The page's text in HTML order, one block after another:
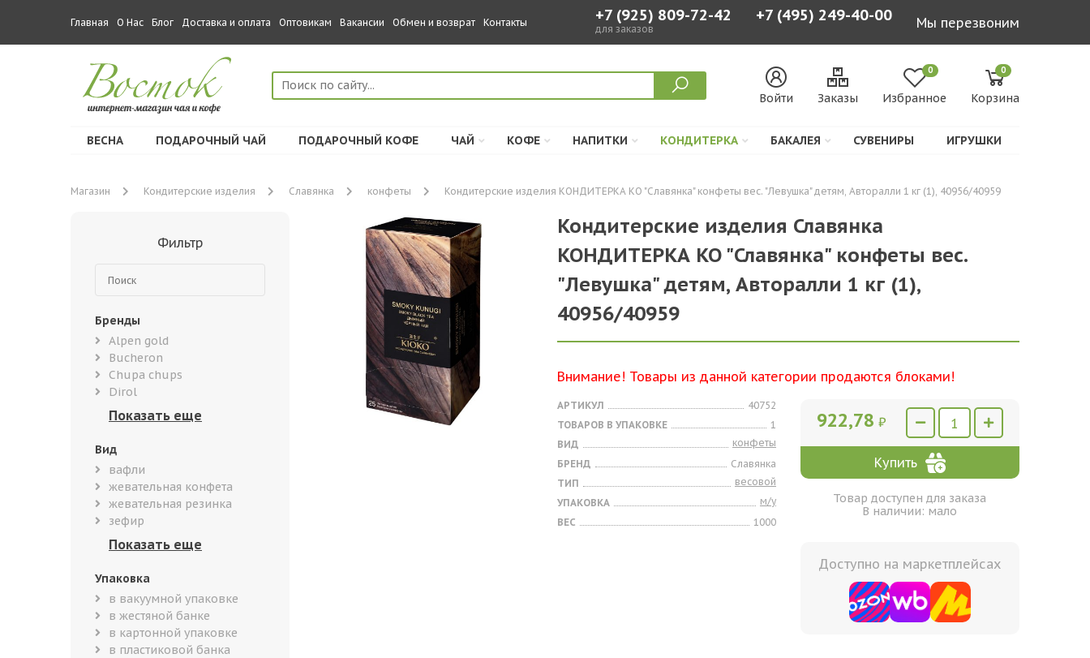
Главная О Нас Блог Доставка и оплата Оптовикам Вакансии Обмен и возврат Контакты +7 (925) 809-72-42
для заказов
+7 (495) 249-40-00 Мы перезвоним
Войти Заказы
0
Избранное
0
Корзина
ВЕСНА ПОДАРОЧНЫЙ ЧАЙ ПОДАРОЧНЫЙ КОФЕ ЧАЙ КОФЕ НАПИТКИ КОНДИТЕРКА БАКАЛЕЯ СУВЕНИРЫ ИГРУШКИ
Магазин Кондитерские изделия Славянка конфеты Кондитерские изделия КОНДИТЕРКА КО "Славянка" конфеты вес. "Левушка" детям, Авторалли 1 кг (1), 40956/40959
Фильтр
Бренды
Alpen gold
Bucheron
Chupa chups
Dirol
Вид
вафли
жевательная конфета
жевательная резинка
зефир
Упаковка
в вакуумной упаковке
в жестяной банке
в картонной упаковке
в пластиковой банка
Кондитерские изделия Славянка
КОНДИТЕРКА КО "Славянка" конфеты вес.
"Левушка" детям, Авторалли 1 кг (1),
40956/40959
Внимание! Товары из данной категории продаются блоками!
АРТИКУЛ
40752
ТОВАРОВ В УПАКОВКЕ
1
ВИД
конфеты
БРЕНД
Славянка
ТИП
весовой
УПАКОВКА
м/у
ВЕС
1000
922,78 ₽
Купить
Товар доступен для заказа
В наличии: мало
Доступно на маркетплейсах